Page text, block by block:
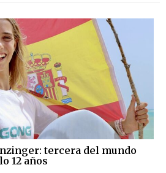
tercera del mundo
12 años